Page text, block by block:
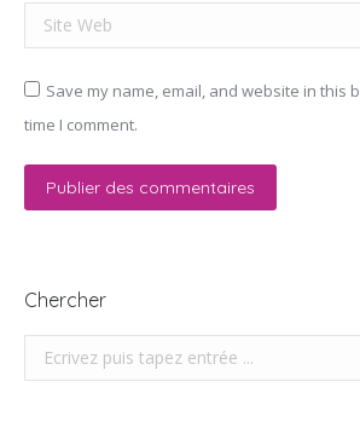
Site Web
Save my name, email, and website in this
time I comment.
Publier des commentaires
Chercher
Search: